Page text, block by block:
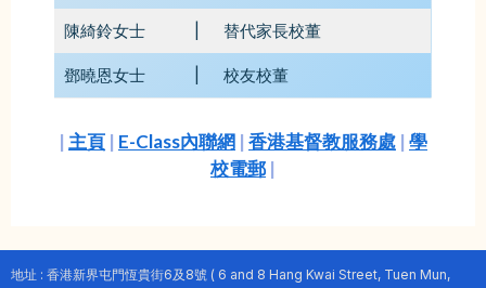
陳綺鈴女士 替代家長校董
鄧曉恩女士 校友校董
| 主頁 | E-Class內聯網 | 香港基督教服務處 | 學
校電郵 |
地址 : 香港新界屯門恆貴街6及8號 ( 6 and 8 Hang Kwai Street, Tuen Mun,